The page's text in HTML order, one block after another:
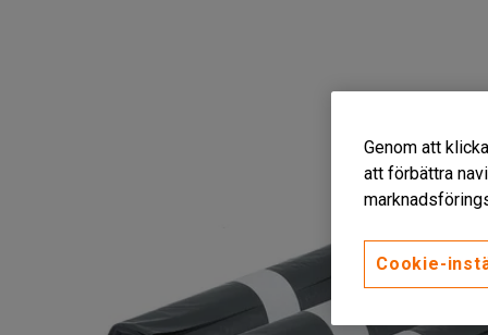
Genom att
att förbättra
Cookie-